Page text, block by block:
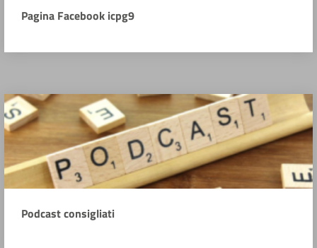
Pagina Facebook icpg9
Podcast consigliati